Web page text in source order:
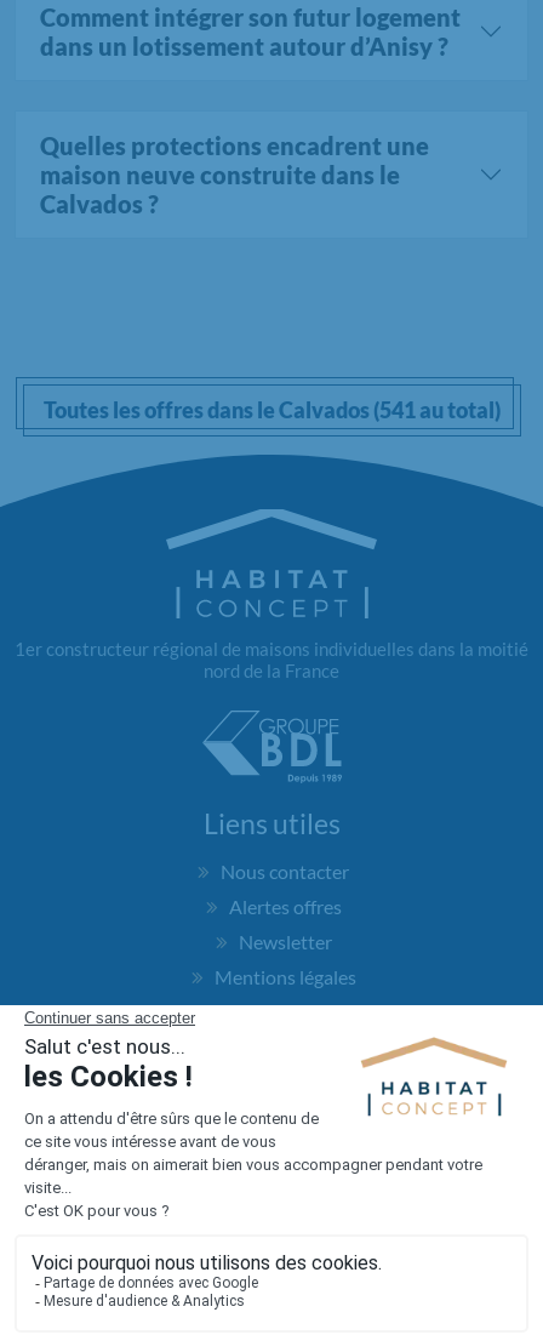
Comment intégrer son futur logement
dans un lotissement autour d’Anisy ?
Quelles protections encadrent une
maison neuve construite dans le
Calvados ?
Toutes les offres dans le Calvados (541 au total)
1er constructeur régional de maisons individuelles dans la moitié
nord de la France
Liens utiles
Nous contacter
Alertes offres
Newsletter
Mentions légales
Vie privée
Accès rapide
Nos agences
Terrains à vendre
Financement